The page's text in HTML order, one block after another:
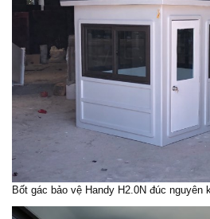
Bốt gác bảo vệ Handy H2.0N đúc nguyên